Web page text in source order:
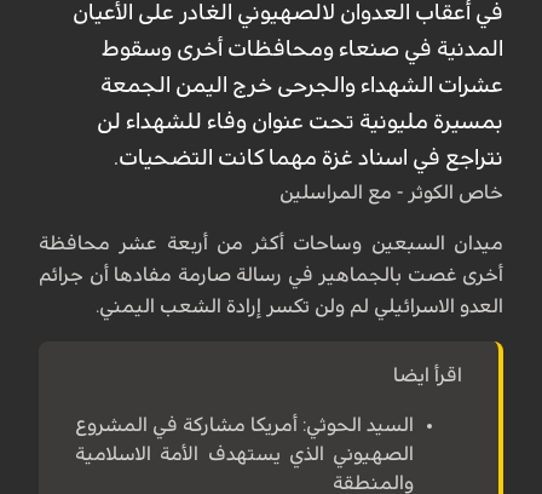
في أعقاب العدوان لالصهيوني الغادر على الأعيان
المدنية في صنعاء ومحافظات أخرى وسقوط
عشرات الشهداء والجرحى خرج اليمن الجمعة
بمسيرة مليونية تحت عنوان وفاء للشهداء لن
نتراجع في اسناد غزة مهما كانت التضحيات.
خاص الكوثر - مع المراسلين
ميدان السبعين وساحات أكثر من أربعة عشر محافظة
أخرى غصت بالجماهير في رسالة صارمة مفادها أن جرائم
العدو الاسرائيلي لم ولن تكسر إرادة الشعب اليمني.
اقرأ ايضا
السيد الحوثي: أمريكا مشاركة في المشروع
الصهيوني الذي يستهدف الأمة الاسلامية
والمنطقة